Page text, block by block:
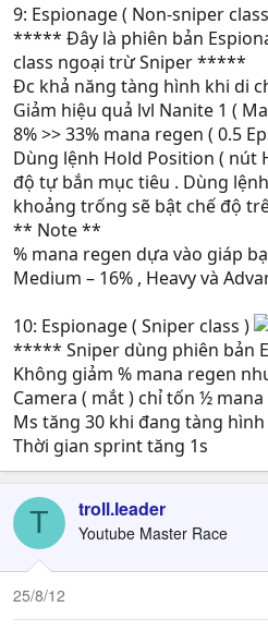
9: Espionage ( Non-sniper
***** Đây là phiên bản
class ngoại trừ Sniper *****
Đc khả năng tàng hình khi di
Giảm hiệu quả lvl Nanite 1 (
8% >> 33% mana regen ( 0.5
Dùng lệnh Hold Position ( nút
độ tự bắn mục tiêu . Dùng
khoảng trống sẽ bật chế độ
** Note **
% mana regen dựa vào giáp
Medium – 16% , Heavy và
10: Espionage ( Sniper class )
***** Sniper dùng phiên bản
Không giảm % mana regen
Camera ( mắt ) chỉ tốn ½
Ms tăng 30 khi đang tàng hình
Thời gian sprint tăng 1s
T troll.leader
Youtube Master Race
25/8/12